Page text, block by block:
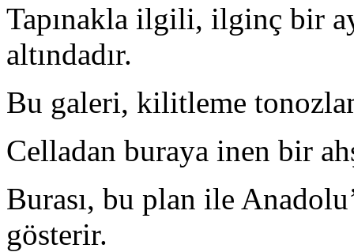
Tapınakla ilgili, ilginç bir
altındadır.
Bu galeri, kilitleme
Celladan buraya inen bir
Burası, bu plan ile
gösterir.